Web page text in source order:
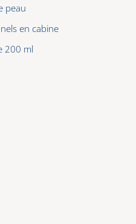
peau
en cabine
200 ml